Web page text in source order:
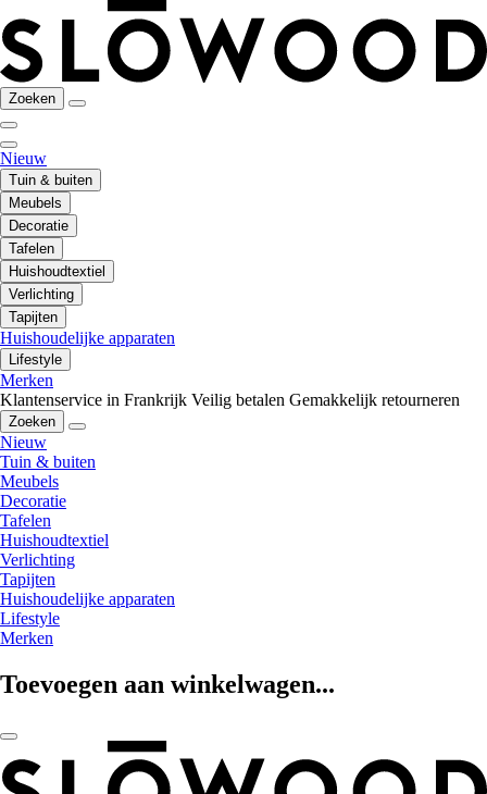
Zoeken
Nieuw
Tuin & buiten
Meubels
Decoratie
Tafelen
Huishoudtextiel
Verlichting
Tapijten
Huishoudelijke apparaten
Lifestyle
Merken
Klantenservice in Frankrijk Veilig betalen Gemakkelijk retourneren
Zoeken
Nieuw
Tuin & buiten
Meubels
Decoratie
Tafelen
Huishoudtextiel
Verlichting
Tapijten
Huishoudelijke apparaten
Lifestyle
Merken
Toevoegen aan winkelwagen...